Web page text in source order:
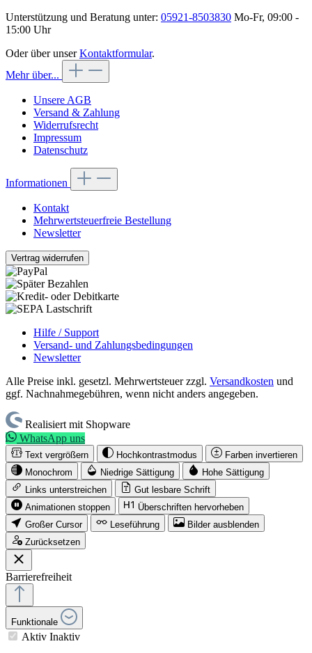
Unterstützung und Beratung unter: 05921-8503830 Mo-Fr, 09:00 -
15:00 Uhr
Oder über unserKontaktformular.
Mehr über...
Unsere AGB
Versand & Zahlung
Widerrufsrecht
Impressum
Datenschutz
Informationen
Kontakt
Mehrwertsteuerfreie Bestellung
Newsletter
Vertrag widerrufen
Hilfe / Support
Versand- und Zahlungsbedingungen
Newsletter
Alle Preise inkl. gesetzl. Mehrwertsteuer zzgl. Versandkosten und
ggf. Nachnahmegebühren, wenn nicht anders angegeben.
Realisiert mit Shopware
WhatsApp uns
Text vergrößern Hochkontrastmodus
Farben invertieren
Monochrom
Niedrige Sättigung
Hohe Sättigung
Links unterstreichen
Gut lesbare Schrift
Animationen stoppen
Überschriften hervorheben
Großer Cursor
Leseführung
Bilder ausblenden
Zurücksetzen
Barrierefreiheit
Funktionale
Aktiv Inaktiv